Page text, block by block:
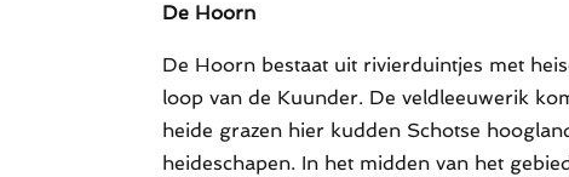
De Hoorn
De Hoorn bestaat uit rivierduintjes met
loop van de Kuunder. De veldleeuwerik
heide grazen hier kudden Schotse
heideschapen. In het midden van het